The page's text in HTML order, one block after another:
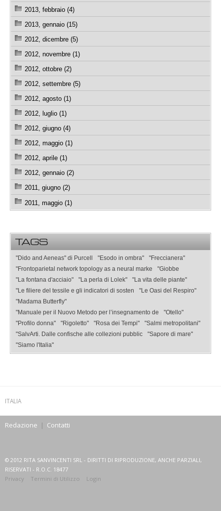
2013, febbraio (4)
2013, gennaio (15)
2012, dicembre (5)
2012, novembre (1)
2012, ottobre (2)
2012, settembre (5)
2012, agosto (1)
2012, luglio (1)
2012, giugno (4)
2012, maggio (1)
2012, aprile (1)
2012, gennaio (2)
2011, giugno (2)
2011, maggio (1)
TAGS
"Dido and Aeneas" di Purcell "Esodo in ombra"
"Freccianera"
"Frontoparietal network topology as a neural marke
"Giobbe
"La fontana d'acciaio"
"La perla di Lolek"
"La vita delle piante"
"Le filiere del tessile e gli indicatori di sosten
"Le Oasi del Respiro"
"Madama Butterfly"
"Manuale per il Nuovo Metodo per l’insegnamento de
"Otello"
"Profilo donna"
"Rigoletto" "Rosa dei Tempi"
"Salmi metropolitani"
"SalvArti. Dalle confische alle collezioni pubblic
"Sapore di mare"
"Siamo l'Italia"
ITALIA
Redazione | Contatti
© 2012 RITA SANVINCENTI SRL - DIRITTI DI RIPRODUZIONE, ANCHE PARZIALI,
RISERVATI - R.O.C. 18477
Privacy
Termini di Utilizzo Login